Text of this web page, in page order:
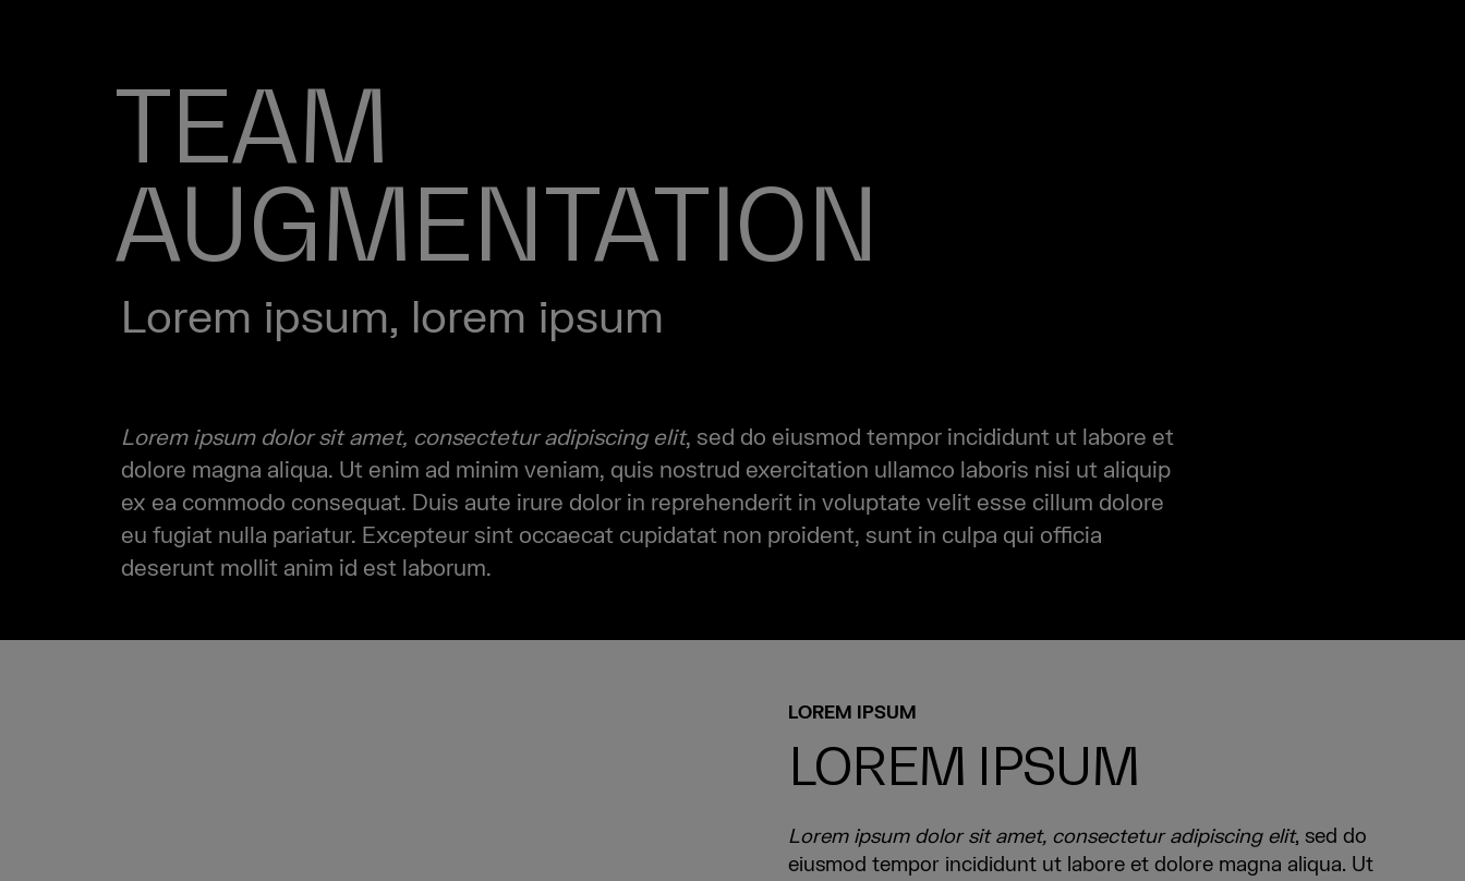
TEAM
AUGMENTATION
Lorem ipsum, lorem ipsum
Lorem ipsum dolor sit amet, consectetur adipiscing elit, sed do eiusmod tempor incididunt ut labore et
dolore magna aliqua. Ut enim ad minim veniam, quis nostrud exercitation ullamco laboris nisi ut aliquip
ex ea commodo consequat. Duis aute irure dolor in reprehenderit in voluptate velit esse cillum dolore
eu fugiat nulla pariatur. Excepteur sint occaecat cupidatat non proident, sunt in culpa qui officia
deserunt mollit anim id est laborum.
LOREM IPSUM
LOREM IPSUM
Lorem ipsum dolor sit amet, consectetur adipiscing elit, sed do
eiusmod tempor incididunt ut labore et dolore magna aliqua. Ut